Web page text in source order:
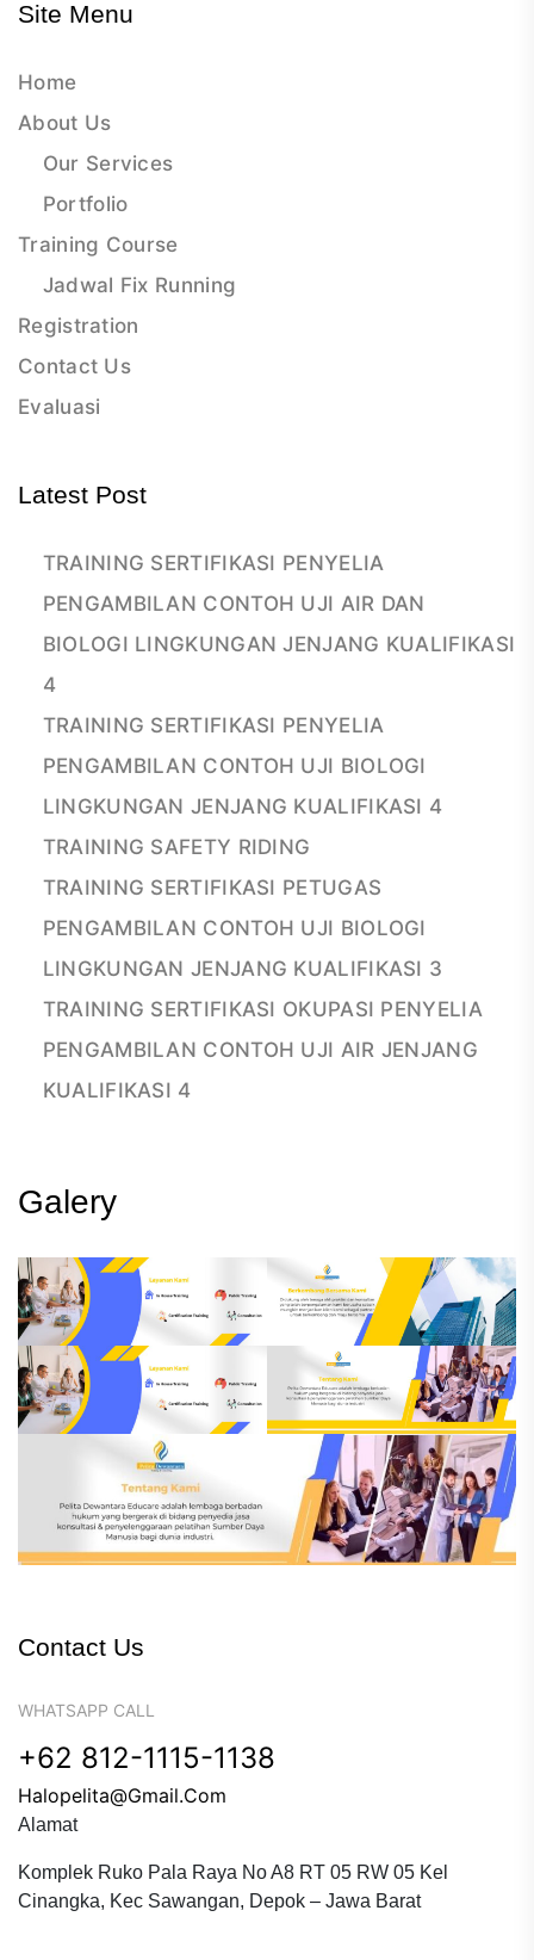
Site Menu
Home
About Us
Our Services
Portfolio
Training Course
Jadwal Fix Running
Registration
Contact Us
Evaluasi
Latest Post
TRAINING SERTIFIKASI PENYELIA
PENGAMBILAN CONTOH UJI AIR DAN
BIOLOGI LINGKUNGAN JENJANG KUALIFIKASI
4
TRAINING SERTIFIKASI PENYELIA
PENGAMBILAN CONTOH UJI BIOLOGI
LINGKUNGAN JENJANG KUALIFIKASI 4
TRAINING SAFETY RIDING
TRAINING SERTIFIKASI PETUGAS
PENGAMBILAN CONTOH UJI BIOLOGI
LINGKUNGAN JENJANG KUALIFIKASI 3
TRAINING SERTIFIKASI OKUPASI PENYELIA
PENGAMBILAN CONTOH UJI AIR JENJANG
KUALIFIKASI 4
Galery
Contact Us
WHATSAPP CALL
+62 812-1115-1138
Halopelita@gmail.com
Alamat
Komplek Ruko Pala Raya No A8 RT 05 RW 05 Kel
Cinangka, Kec Sawangan, Depok – Jawa Barat